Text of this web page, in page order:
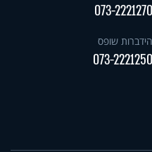
073-2221270
הידברות שופס
073-2221250